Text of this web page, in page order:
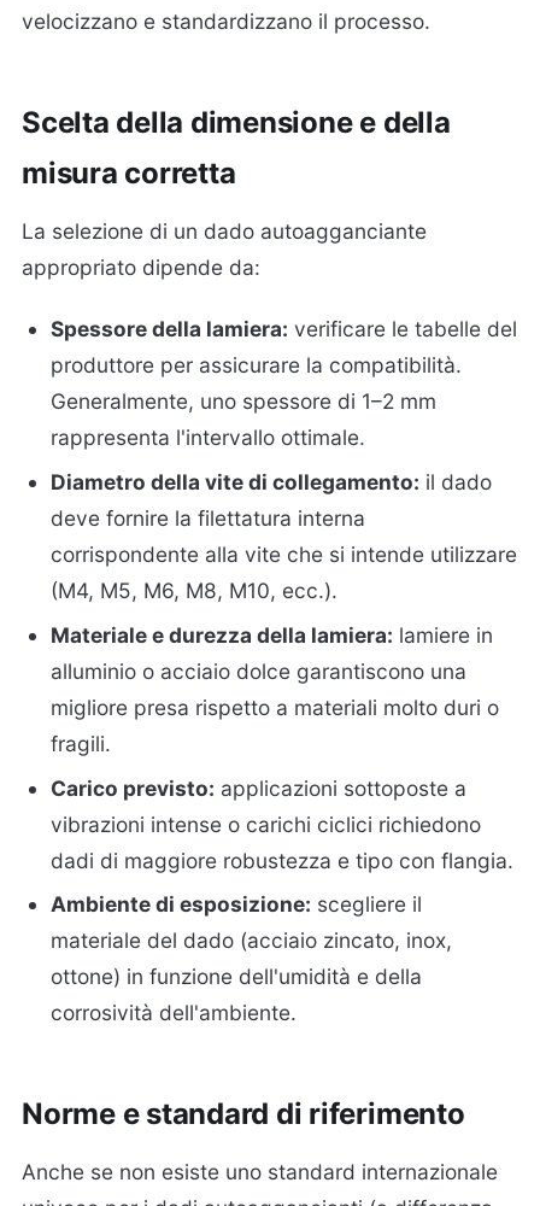
velocizzano e standardizzano il processo.
Scelta della dimensione e della
misura corretta
La selezione di un dado autoagganciante
appropriato dipende da:
Spessore della lamiera: verificare le tabelle del
produttore per assicurare la compatibilità.
Generalmente, uno spessore di 1–2 mm
rappresenta l'intervallo ottimale.
Diametro della vite di collegamento: il dado
deve fornire la filettatura interna
corrispondente alla vite che si intende utilizzare
(M4, M5, M6, M8, M10, ecc.).
Materiale e durezza della lamiera: lamiere in
alluminio o acciaio dolce garantiscono una
migliore presa rispetto a materiali molto duri o
fragili.
Carico previsto: applicazioni sottoposte a
vibrazioni intense o carichi ciclici richiedono
dadi di maggiore robustezza e tipo con flangia.
Ambiente di esposizione: scegliere il
materiale del dado (acciaio zincato, inox,
ottone) in funzione dell'umidità e della
corrosività dell'ambiente.
Norme e standard di riferimento
Anche se non esiste uno standard internazionale